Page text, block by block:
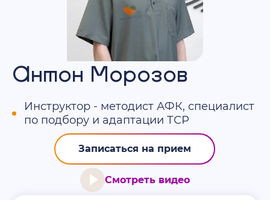
Антон Морозов
Инструктор - методист АФК, специалист
по подбору и адаптации ТСР
Записаться на прием
Смотреть видео